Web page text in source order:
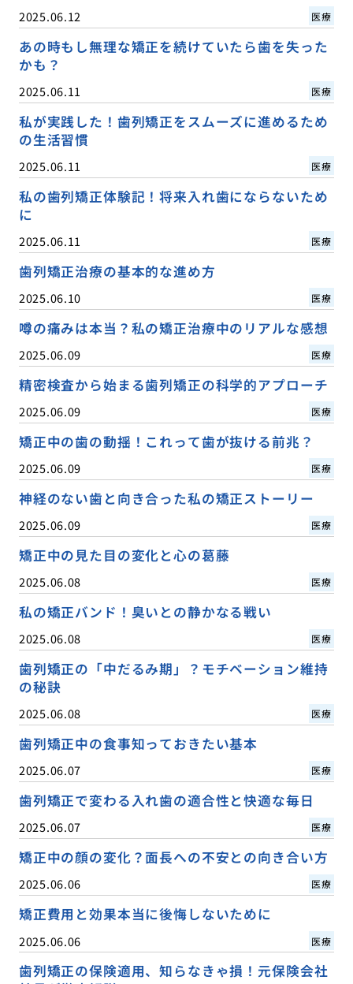
2025.06.12 医療
あの時もし無理な矯正を続けていたら歯を失った
かも？
2025.06.11 医療
私が実践した！歯列矯正をスムーズに進めるため
の生活習慣
2025.06.11 医療
私の歯列矯正体験記！将来入れ歯にならないため
に
2025.06.11 医療
歯列矯正治療の基本的な進め方
2025.06.10 医療
噂の痛みは本当？私の矯正治療中のリアルな感想
2025.06.09 医療
精密検査から始まる歯列矯正の科学的アプローチ
2025.06.09 医療
矯正中の歯の動揺！これって歯が抜ける前兆？
2025.06.09 医療
神経のない歯と向き合った私の矯正ストーリー
2025.06.09 医療
矯正中の見た目の変化と心の葛藤
2025.06.08 医療
私の矯正バンド！臭いとの静かなる戦い
2025.06.08 医療
歯列矯正の「中だるみ期」？モチベーション維持
の秘訣
2025.06.08 医療
歯列矯正中の食事知っておきたい基本
2025.06.07 医療
歯列矯正で変わる入れ歯の適合性と快適な毎日
2025.06.07 医療
矯正中の顔の変化？面長への不安との向き合い方
2025.06.06 医療
矯正費用と効果本当に後悔しないために
2025.06.06 医療
歯列矯正の保険適用、知らなきゃ損！元保険会社